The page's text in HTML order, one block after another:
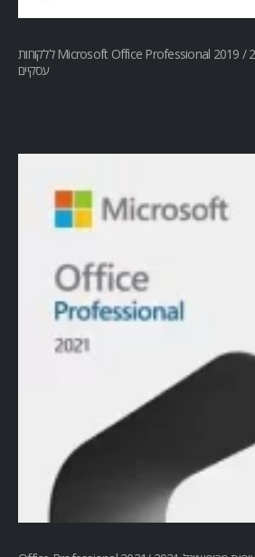
מיקרוסופט אופיס פרו Microsoft Office Professional 2019 / 2019 ללקוחות
עסקיים